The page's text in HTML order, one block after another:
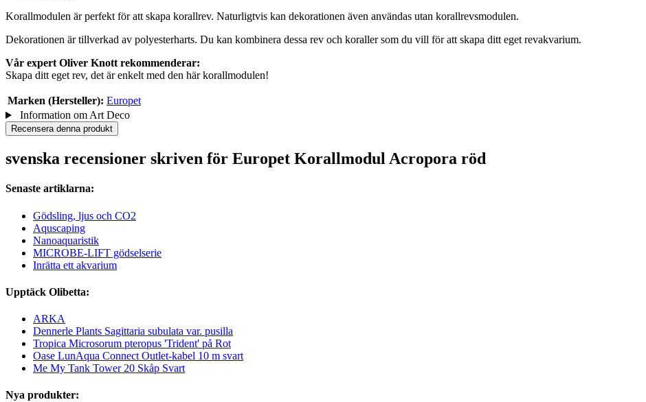
Korallmodulen är perfekt för att skapa korallrev. Naturligtvis kan dekorationen även användas utan korallrevsmodulen.
Dekorationen är tillverkad av polyesterharts. Du kan kombinera dessa rev och koraller som du vill för att skapa ditt eget revakvarium.
Vår expert Oliver Knott rekommenderar:
Skapa ditt eget rev, det är enkelt med den här korallmodulen!
Marken (Hersteller): Europet
Information om Art Deco
Recensera denna produkt
svenska recensioner skriven för Europet Korallmodul Acropora röd
Senaste artiklarna:
Gödsling, ljus och CO2
Aquscaping
Nanoaquaristik
MICROBE-LIFT gödselserie
Inrätta ett akvarium
Upptäck Olibetta:
ARKA
Dennerle Plants Sagittaria subulata var. pusilla
Tropica Microsorum pteropus 'Trident' på Rot
Oase LunAqua Connect Outlet-kabel 10 m svart
Me My Tank Tower 20 Skåp Svart
Nya produkter: